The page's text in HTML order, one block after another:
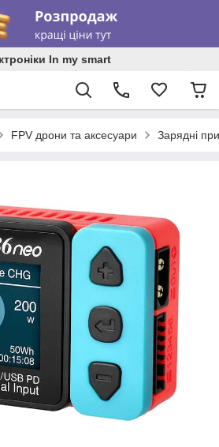
In my smart
FPV дрони та аксесуари Зарядні